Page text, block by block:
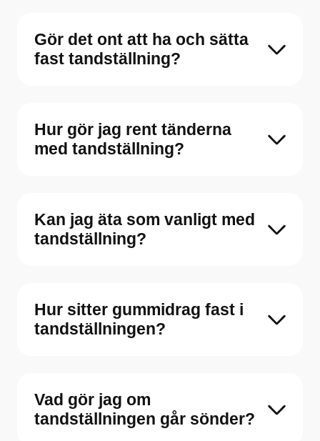
Gör det ont att ha och sätta
fast tandställning?
Hur gör jag rent tänderna
med tandställning?
Kan jag äta som vanligt med
tandställning?
Hur sitter gummidrag fast i
tandställningen?
Vad gör jag om
tandställningen går sönder?